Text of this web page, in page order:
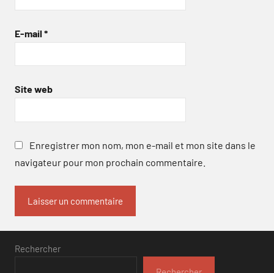
E-mail *
Site web
Enregistrer mon nom, mon e-mail et mon site dans le
navigateur pour mon prochain commentaire.
Rechercher